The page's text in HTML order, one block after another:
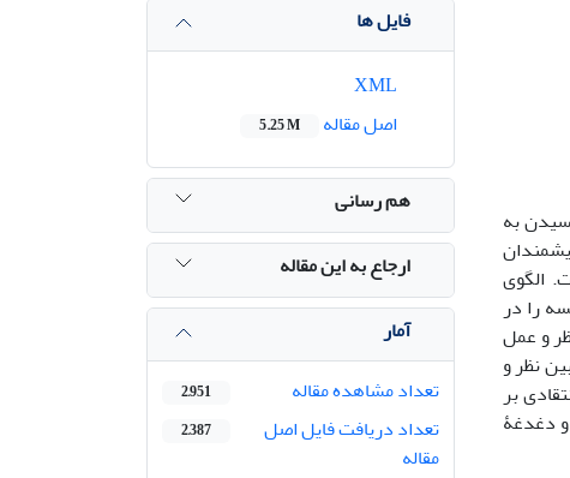
به
الگوی
را در
و عمل
نظر و
بر
و دغدغۀ
فایل ها
اصل مقاله
5.25 M
هم رسانی
ارجاع به این مقاله
آمار
تعداد مشاهده مقاله
2,951
تعداد دریافت فایل اصل
مقاله
2,387